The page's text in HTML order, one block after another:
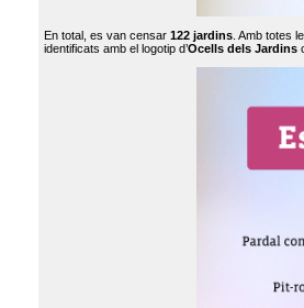
En total, es van censar 122 jardins . Amb totes
identificats amb el logotip d’Ocells dels Jardins